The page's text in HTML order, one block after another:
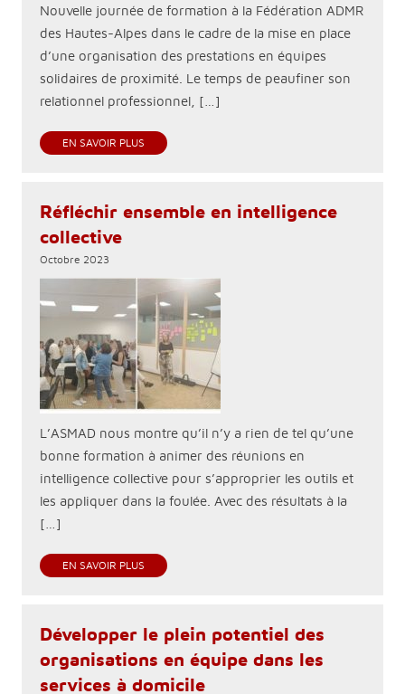
Nouvelle journée de formation à la Fédération ADMR
des Hautes-Alpes dans le cadre de la mise en place
d’une organisation des prestations en équipes
solidaires de proximité. Le temps de peaufiner son
relationnel professionnel, […]
EN SAVOIR PLUS
Réfléchir ensemble en intelligence
collective
Octobre 2023
L’ASMAD nous montre qu’il n’y a rien de tel qu’une
bonne formation à animer des réunions en
intelligence collective pour s’approprier les outils et
les appliquer dans la foulée. Avec des résultats à la
[…]
EN SAVOIR PLUS
Développer le plein potentiel des
organisations en équipe dans les
services à domicile